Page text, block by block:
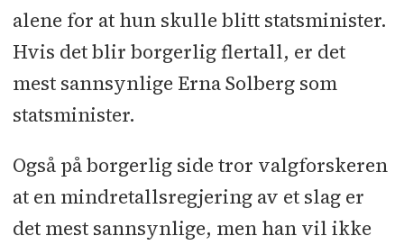
alene for at hun skulle blitt statsminister.
Hvis det blir borgerlig flertall, er det
mest sannsynlige Erna Solberg som
statsminister.
Også på borgerlig side tror valgforskeren
at en mindretallsregjering av et slag er
det mest sannsynlige, men han vil ikke